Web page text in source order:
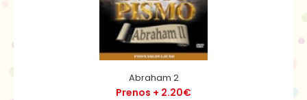
Abraham 2
Prenos + 2.20€